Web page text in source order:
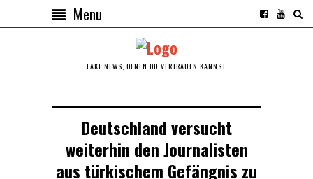
Menu
FAKE NEWS, DENEN DU VERTRAUEN KANNST.
Deutschland versucht
weiterhin den Journalisten
aus türkischem Gefängnis zu